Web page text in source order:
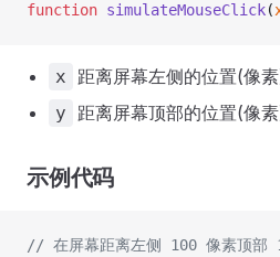
function simulateMouseClick(
x 距离屏幕左侧的位置(像
y 距离屏幕顶部的位置(像
示例代码
// 在屏幕距离左侧 100 像素顶部